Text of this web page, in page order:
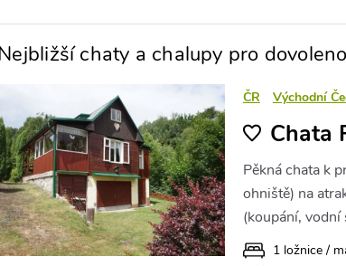
chaty a chalupy pro
ČR Východní
Chata
Pěkná chata k
ohniště) na
(koupání, vodní
1 ložnice /